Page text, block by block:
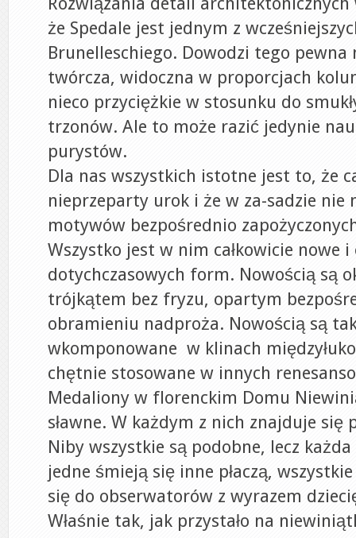
że Spedale jest jednym z
Brunelleschiego. Dowodzi tego pewna
twórcza, widoczna w proporcjach
nieco przyciężkie w stosunku do
trzonów. Ale to może razić jedynie
purystów.
Dla nas wszystkich istotne jest to, że
nieprzeparty urok i że w za-sadzie nie
motywów bezpośrednio
Wszystko jest w nim całkowicie nowe
dotychczasowych form. Nowością są
trójkątem bez fryzu, opartym
obramieniu nadproża. Nowością są
wkomponowane w klinach
chętnie stosowane w innych
Medaliony w florenckim Domu
sławne. W każdym z nich znajduje się
Niby wszystkie są podobne, lecz
jedne śmieją się inne płaczą,
się do obserwatorów z wyrazem
Właśnie tak, jak przystało na